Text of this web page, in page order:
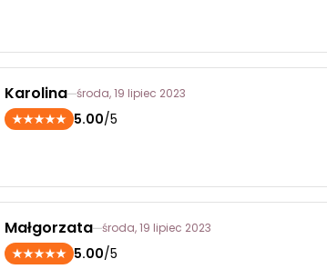
Karolina środa, 19 lipiec 2023
5.00/5
Małgorzata środa, 19 lipiec 2023
5.00/5